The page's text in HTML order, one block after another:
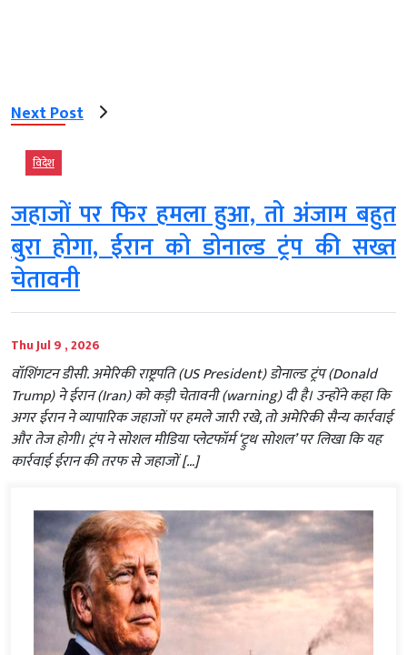
Next Post
विदेश
जहाजों पर फिर हमला हुआ, तो अंजाम बहुत
बुरा होगा, ईरान को डोनाल्ड ट्रंप की सख्त
चेतावनी
Thu Jul 9 , 2026
वॉशिंगटन डीसी. अमेरिकी राष्ट्रपति (US President) डोनाल्ड ट्रंप (Donald
Trump) ने ईरान (Iran) को कड़ी चेतावनी (warning) दी है। उन्होंने कहा कि
अगर ईरान ने व्यापारिक जहाजों पर हमले जारी रखे, तो अमेरिकी सैन्य कार्रवाई
और तेज होगी। ट्रंप ने सोशल मीडिया प्लेटफॉर्म ‘ट्रुथ सोशल’ पर लिखा कि यह
कार्रवाई ईरान की तरफ से जहाजों […]